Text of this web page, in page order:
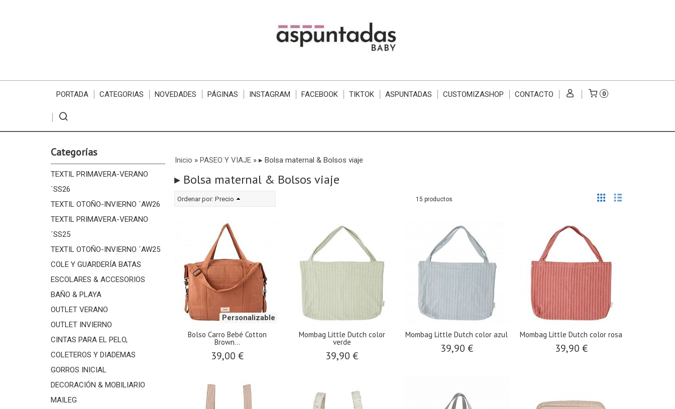
PORTADA CATEGORIAS NOVEDADES PÁGINAS INSTAGRAM FACEBOOK TIKTOK ASPUNTADAS CUSTOMIZASHOP CONTACTO 0
Categorías
TEXTIL PRIMAVERA-VERANO
´SS26
TEXTIL OTOÑO-INVIERNO ´AW26
TEXTIL PRIMAVERA-VERANO
´SS25
TEXTIL OTOÑO-INVIERNO ´AW25
COLE Y GUARDERÍA BATAS
ESCOLARES & ACCESORIOS
BAÑO & PLAYA
OUTLET VERANO
OUTLET INVIERNO
CINTAS PARA EL PELO,
COLETEROS Y DIADEMAS
GORROS INICIAL
DECORACIÓN & MOBILIARIO
MAILEG
Inicio » PASEO Y VIAJE» ▸ Bolsa maternal & Bolsos viaje
▸ Bolsa maternal & Bolsos viaje
Ordenar por: Precio 15 productos
Personalizable
Bolso Carro Bebé Cotton
Brown...
39,00 €
Mombag Little Dutch color
verde
39,90 €
Mombag Little Dutch color azul
39,90 €
Mombag Little Dutch color rosa
39,90 €